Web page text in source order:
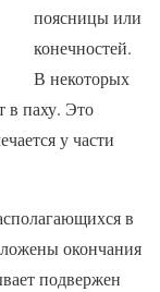
поясницы или
конечностей.
В некоторых
в паху. Это
у части
в
окончания
подвержен